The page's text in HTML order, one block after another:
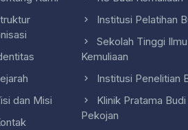
dan Misi
Institusi Pelatihan
Sekolah Tinggi
Kemuliaan
Institusi Penelitian
Klinik Pratama
Pekojan